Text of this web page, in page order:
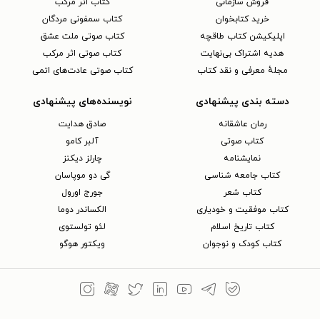
خرید کتابخوان
اپلیکیشن کتاب طاقچه
هدیه اشتراک بی‌نهایت
مجلهٔ معرفی و نقد کتاب
کتاب سمفونی مردگان
کتاب صوتی ملت عشق
کتاب صوتی اثر مرکب
کتاب صوتی عادت‌های اتمی
دسته بندی پیشنهادی
رمان عاشقانه
کتاب‌ صوتی
نمایشنامه
کتاب جامعه شناسی
کتاب شعر
کتاب موفقیت و خودیاری
کتاب تاریخ اسلام
کتاب کودک و نوجوان
نویسنده‌های پیشنهادی
صادق هدایت
آلبر کامو
چارلز دیکنز
گی دو موپاسان
جورج اورول
الکساندر دوما
لئو تولستوی
ویکتور هوگو